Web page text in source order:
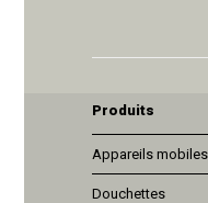
Produits
Appareils mobiles
Douchettes